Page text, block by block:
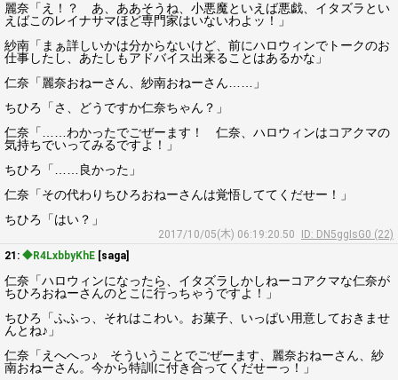
麗奈「え！？ あ、ああそうね、小悪魔といえば悪戯、イタズラとい
えばこのレイナサマほど専門家はいないわよッ！」
紗南「まぁ詳しいかは分からないけど、前にハロウィンでトークのお
仕事したし、あたしもアドバイス出来ることはあるかな」
仁奈「麗奈おねーさん、紗南おねーさん……」
ちひろ「さ、どうですか仁奈ちゃん？」
仁奈「……わかったでごぜーます！ 仁奈、ハロウィンはコアクマの
気持ちでいってみるですよ！」
ちひろ「……良かった」
仁奈「その代わりちひろおねーさんは覚悟しててくだせー！」
ちひろ「はい？」
2017/10/05(木) 06:19:20.50
ID: DN5ggIsG0 (22)
21: ◆R4LxbbyKhE [saga]
仁奈「ハロウィンになったら、イタズラしかしねーコアクマな仁奈が
ちひろおねーさんのとこに行っちゃうですよ！」
ちひろ「ふふっ、それはこわい。お菓子、いっぱい用意しておきませ
んとね♪」
仁奈「えへへっ♪ そういうことでごぜーます、麗奈おねーさん、紗
南おねーさん。今から特訓に付き合ってくだせーっ！」